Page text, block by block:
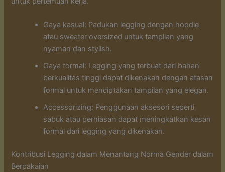
Gaya kasual: Padukan legging dengan hoodie
atau sweater oversized untuk tampilan yang
nyaman dan stylish.
Gaya formal: Legging yang terbuat dari bahan
berkualitas tinggi dapat dikenakan dengan atasan
formal untuk menciptakan tampilan yang elegan.
Accessorizing: Penggunaan aksesori seperti
sabuk atau perhiasan dapat meningkatkan kesan
formal dari legging yang dikenakan.
Kontribusi Legging dalam Menantang Norma Gender dalam
Berpakaian